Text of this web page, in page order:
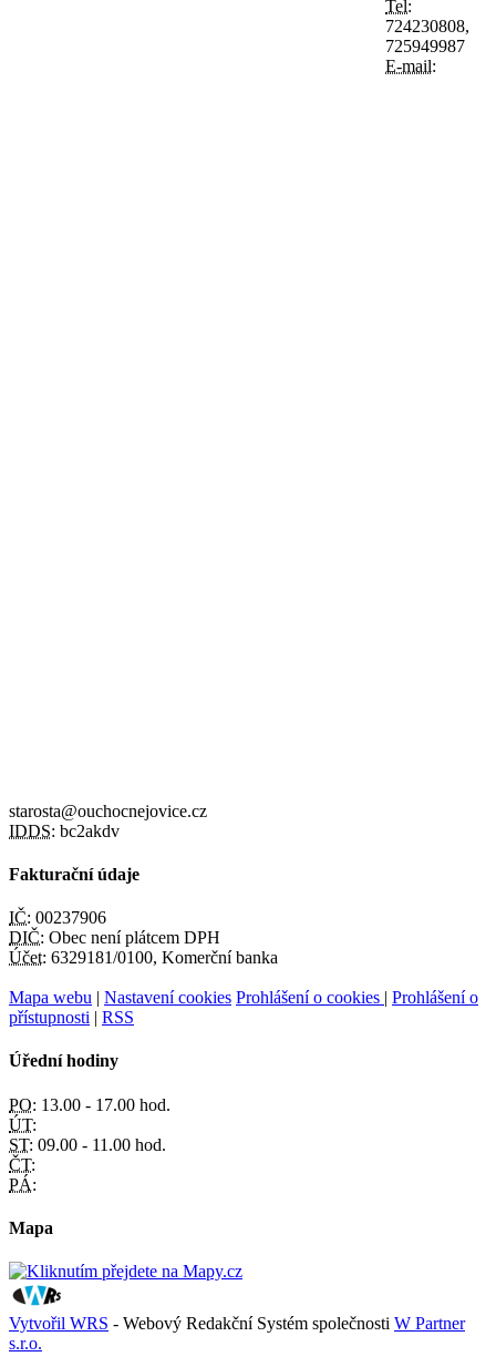
Tel:
724230808,
725949987
E-mail:
starosta@ouchocnejovice.cz
IDDS: bc2akdv
Fakturační údaje
IČ: 00237906
DIČ: Obec není plátcem DPH
Účet: 6329181/0100, Komerční banka
Mapa webu | Nastavení cookies Prohlášení o cookies | Prohlášení o
přístupnosti | RSS
Úřední hodiny
PO: 13.00 - 17.00 hod.
ÚT:
ST: 09.00 - 11.00 hod.
ČT:
PÁ:
Mapa
Vytvořil WRS - Webový Redakční Systém společnosti W Partner
s.r.o.